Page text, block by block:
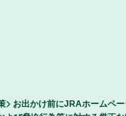
お出かけ前にJRAホームペ